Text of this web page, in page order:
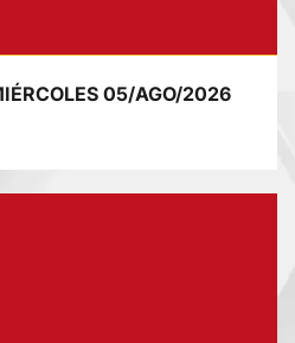
05/AGO/2026